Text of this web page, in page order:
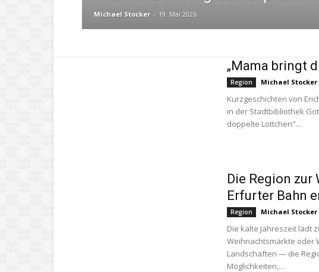
Michael Stocker - 19. Mai 2026
„Mama bringt
Region Michael Stocker
Kurzgeschichten von
in der Stadtbibliothek
doppelte Lottchen"...
Die Region
Erfurter Bahn
Region Michael Stocker
Die kalte Jahreszeit lädt
Weihnachtsmärkte oder
Landschaften — die
Möglichkeiten,...